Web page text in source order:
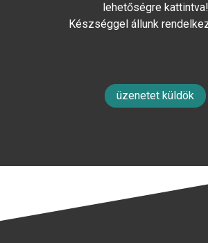
lehetőségre kattintva!
Készséggel állunk
üzenetet küldök